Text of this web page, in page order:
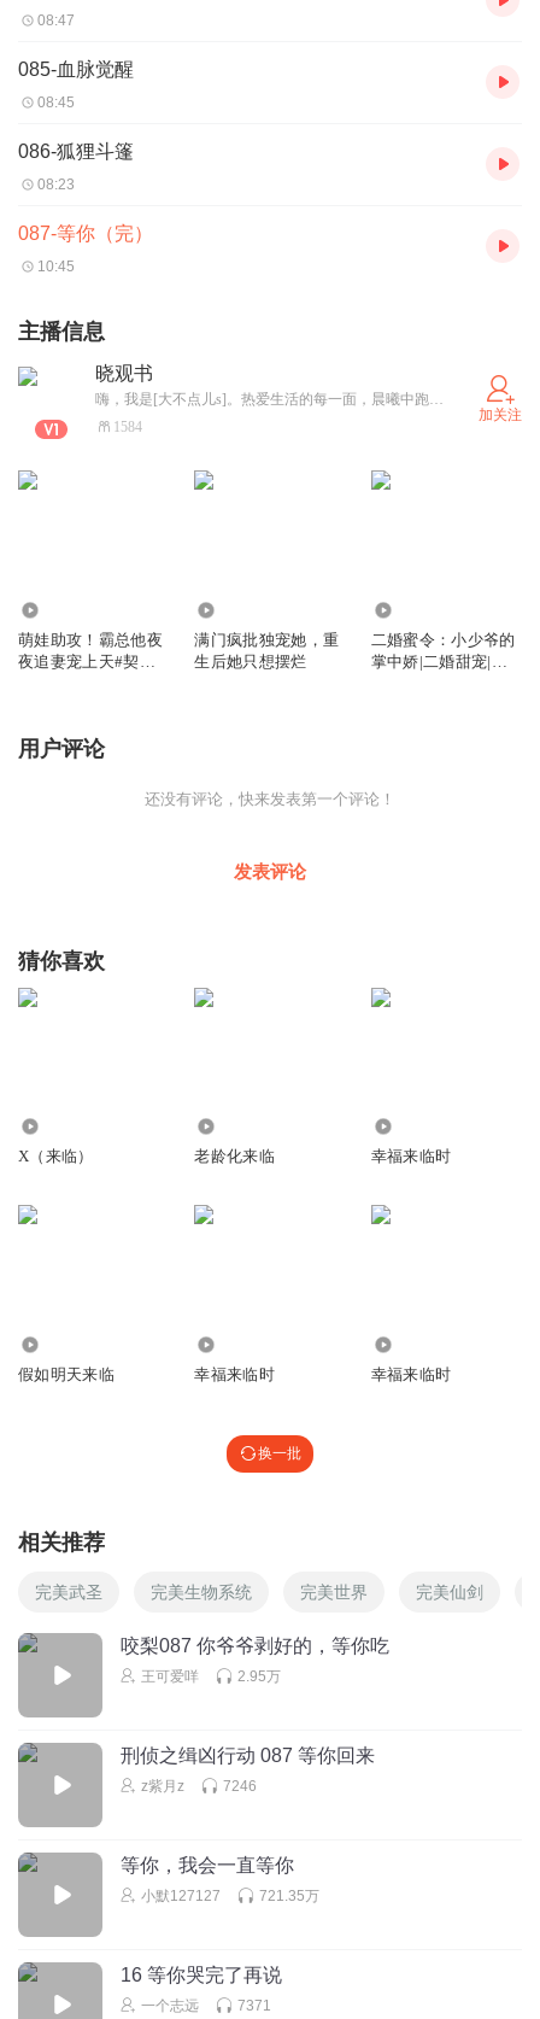
08:47
085-血脉觉醒
08:45
086-狐狸斗篷
08:23
087-等你（完）
10:45
主播信息
晓观书
嗨，我是[大不点儿s]。热爱生活的每一面，晨曦中跑步，厨房里钻研，都能觅得快乐。珍视自己的所有，尊重内心声音，疲惫时停下充电，迷茫时追随热爱。坚信爱生活、爱自己，方能绽放光芒，愿在此与你分享点滴美好，开启温暖同行。
1584
加关注
萌娃助攻！霸总他夜
夜追妻宠上天#契约
满门疯批独宠她，重
生后她只想摆烂
二婚蜜令：小少爷的
掌中娇|二婚甜宠|豪
用户评论
还没有评论，快来发表第一个评论！
发表评论
猜你喜欢
X（来临） 老龄化来临 幸福来临时
假如明天来临 幸福来临时 幸福来临时
换一批
相关推荐
完美武圣 完美生物系统 完美世界 完美仙剑
咬梨087 你爷爷剥好的，等你吃
王可爱咩 2.95万
刑侦之缉凶行动 087 等你回来
z紫月z 7246
等你，我会一直等你
小默127127 721.35万
16 等你哭完了再说
一个志远 7371